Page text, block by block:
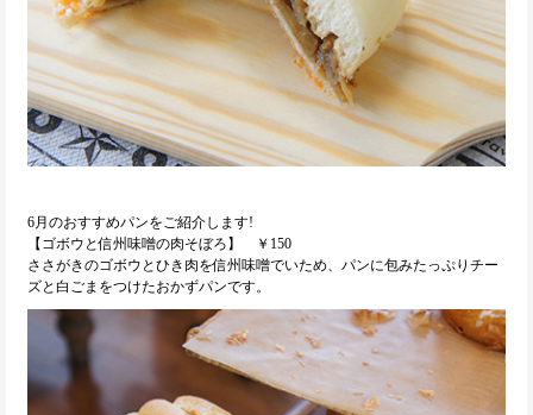
6月のおすすめパンをご紹介します!
【ゴボウと信州味噌の肉そぼろ】 ￥150
ささがきのゴボウとひき肉を信州味噌でいため、パンに包みたっぷりチー
ズと白ごまをつけたおかずパンです。